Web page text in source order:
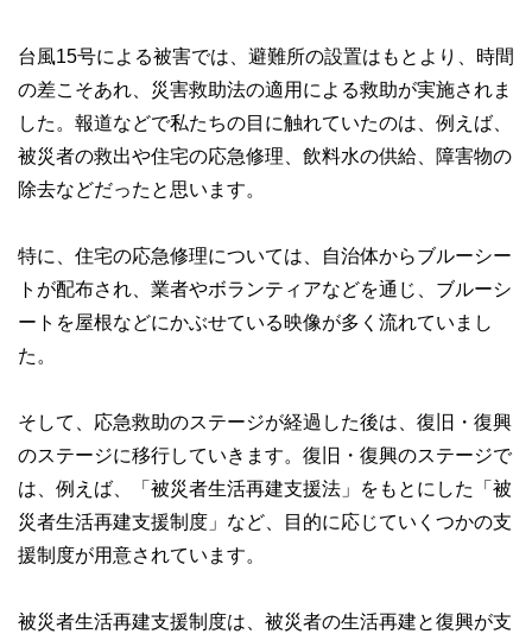
台風15号による被害では、避難所の設置はもとより、時間
の差こそあれ、災害救助法の適用による救助が実施されま
した。報道などで私たちの目に触れていたのは、例えば、
被災者の救出や住宅の応急修理、飲料水の供給、障害物の
除去などだったと思います。
特に、住宅の応急修理については、自治体からブルーシー
トが配布され、業者やボランティアなどを通じ、ブルーシ
ートを屋根などにかぶせている映像が多く流れていまし
た。
そして、応急救助のステージが経過した後は、復旧・復興
のステージに移行していきます。復旧・復興のステージで
は、例えば、「被災者生活再建支援法」をもとにした「被
災者生活再建支援制度」など、目的に応じていくつかの支
援制度が用意されています。
被災者生活再建支援制度は、被災者の生活再建と復興が支